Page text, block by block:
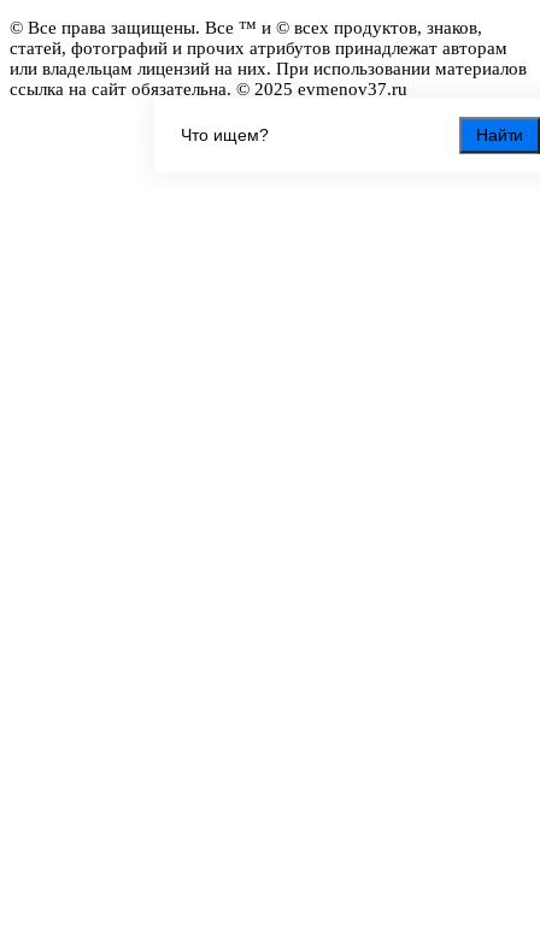
Найти
© Все права защищены. Все ™ и © всех продуктов, знаков,
статей, фотографий и прочих атрибутов принадлежат авторам
или владельцам лицензий на них. При использовании материалов
ссылка на сайт обязательна. © 2025 evmenov37.ru